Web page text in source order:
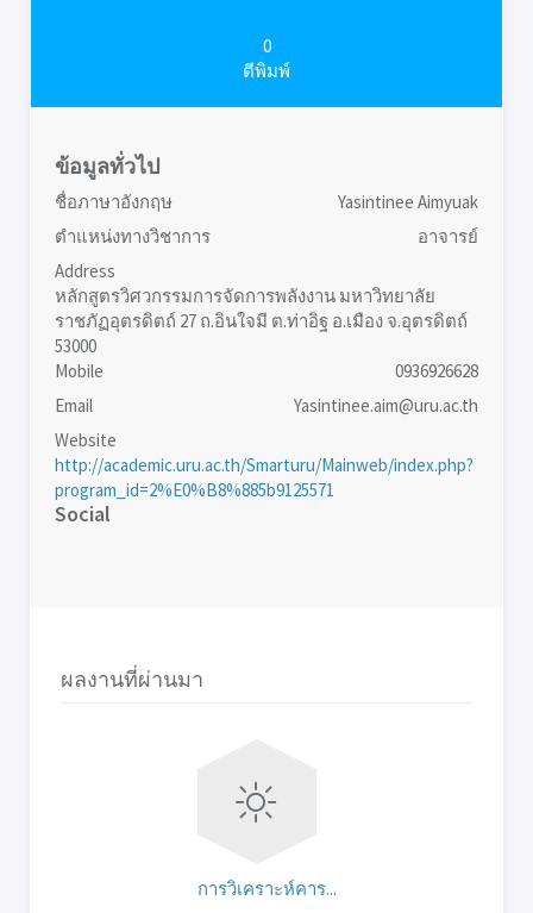
0
ตีพิมพ์
ข้อมูลทั่วไป
ชื่อภาษาอังกฤษ
Yasintinee Aimyuak
ตำแหน่งทางวิชาการ
อาจารย์
Address
หลักสูตรวิศวกรรมการจัดการพลังงาน มหาวิทยาลัย
ราชภัฏอุตรดิตถ์ 27 ถ.อินใจมี ต.ท่าอิฐ อ.เมือง จ.อุตรดิตถ์
53000
Mobile
0936926628
Email
Yasintinee.aim@uru.ac.th
Website
http://academic.uru.ac.th/Smarturu/Mainweb/index.php?
program_id=2%E0%B8%885b9125571
Social
ผลงานที่ผ่านมา
การวิเคราะห์คาร...